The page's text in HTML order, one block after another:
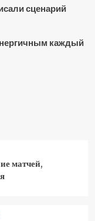
сценарий
каждый
матчей,